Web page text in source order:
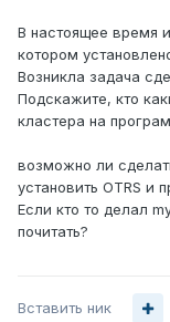
В настоящее время
котором
Возникла задача
Подскажите, кто
кластера на
возможно ли
установить OTRS и
Если кто то делал
почитать?
Вставить ник